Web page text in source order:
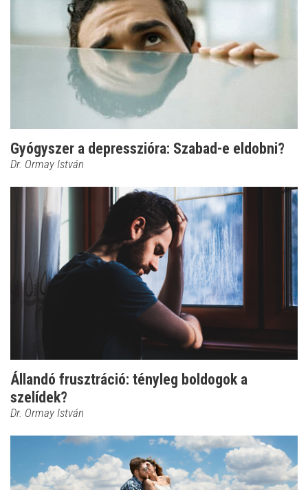
Gyógyszer a depresszióra: Szabad-e eldobni?
Dr. Ormay István
Állandó frusztráció: tényleg boldogok a
szelídek?
Dr. Ormay István